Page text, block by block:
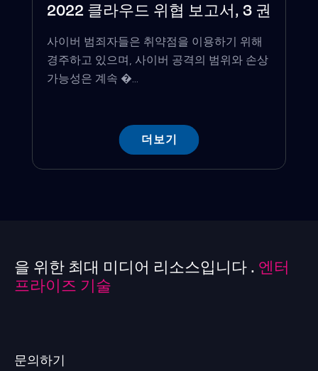
2022 클라우드 위협 보고서, 3 권
사이버 범죄자들은 ​​취약점을 이용하기 위해
경주하고 있으며, 사이버 공격의 범위와 손상
가능성은 계속 �...
더보기
을 위한 최대 미디어 리소스입니다 . 엔터
프라이즈 기술
문의하기